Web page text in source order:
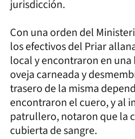
jurisdicción.
Con una orden del
los efectivos del Priar
local y encontraron en una
oveja carneada y
trasero de la misma
encontraron el cuero, y al
patrullero, notaron que la
cubierta de sangre.